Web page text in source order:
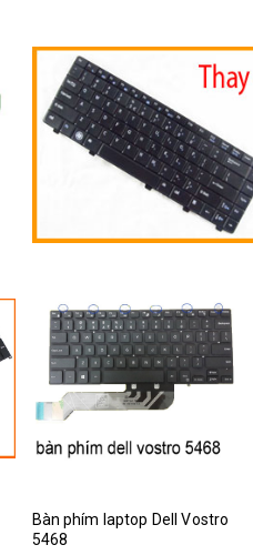
Bàn phím laptop Dell Vostro
5468